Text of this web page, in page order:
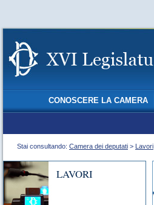
CONOSCERE LA CAMERA
Stai consultando: Camera dei deputati > Lavori
LAVORI